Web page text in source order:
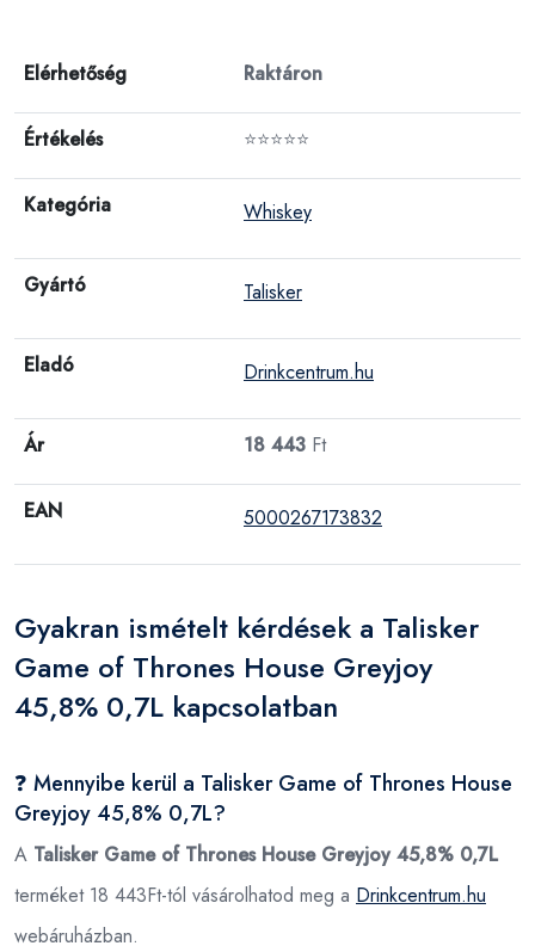
Elérhetőség Raktáron
Értékelés ⭐⭐⭐⭐⭐
Kategória Whiskey
Gyártó Talisker
Eladó Drinkcentrum.hu
Ár 18 443 Ft
EAN 5000267173832
Gyakran ismételt kérdések a Talisker
Game of Thrones House Greyjoy
45,8% 0,7L kapcsolatban
❓ Mennyibe kerül a Talisker Game of Thrones House
Greyjoy 45,8% 0,7L?
A Talisker Game of Thrones House Greyjoy 45,8% 0,7L
terméket 18 443Ft-tól vásárolhatod meg a Drinkcentrum.hu
webáruházban.